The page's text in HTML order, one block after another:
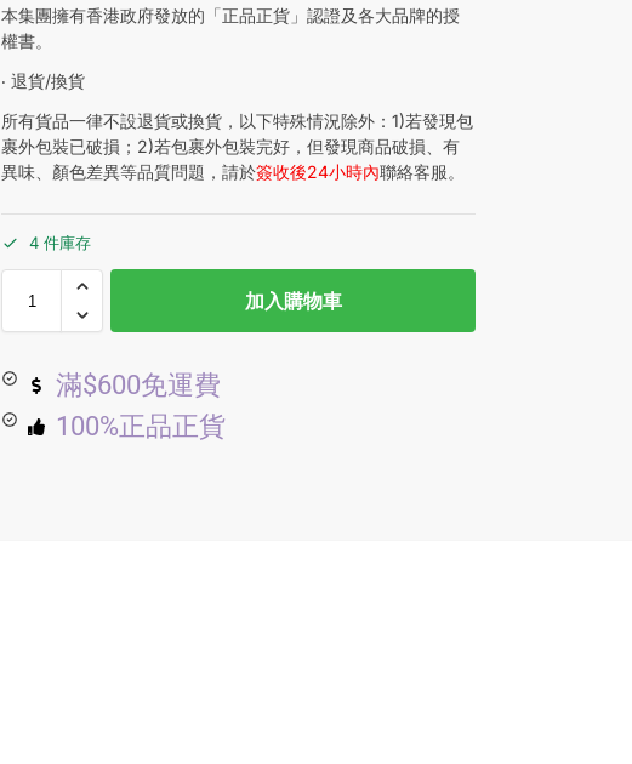
本集團擁有香港政府發放的「正品正貨」認證及各大品牌的授
權書。
‧ 退貨/換貨
所有貨品一律不設退貨或換貨，以下特殊情況除外：1)若發現包
裹外包裝已破損；2)若包裹外包裝完好，但發現商品破損、有
異味、顏色差異等品質問題，請於簽收後24小時內聯絡客服。
4 件庫存
加入購物車
滿$600免運費
100%正品正貨